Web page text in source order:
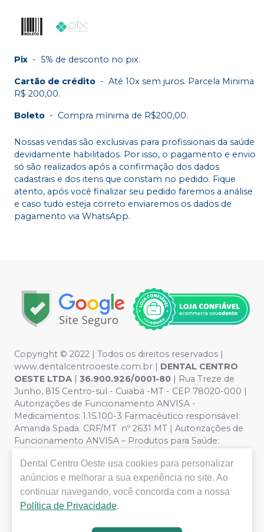
Pix - 5% de desconto no pix.
Cartão de crédito - Até 10x sem juros. Parcela Minima
R$ 200,00.
Boleto - Compra mínima de R$200,00.
Nossas vendas são exclusivas para profissionais da saúde
devidamente habilitados. Por isso, o pagamento e envio
só são realizados após a confirmação dos dados
cadastrais e dos itens que constam no pedido. Fique
atento, após você finalizar seu pedido faremos a análise
e caso tudo esteja correto enviaremos os dados de
pagamento via WhatsApp.
Copyright © 2022 | Todos os direitos reservados |
www.dentalcentrooeste.com.br | DENTAL CENTRO
OESTE LTDA | 36.900.926/0001-80 | Rua Treze de
Junho, 815 Centro-sul - Cuiabá -MT - CEP 78020-000 |
Autorizações de Funcionamento ANVISA -
Medicamentos: 1.15.100-3 Farmacêutico responsável:
Amanda Spada. CRF/MT nº 2631 MT | Autorizações de
Funcionamento ANVISA – Produtos para Saúde:
Segurança - Fotos meramente ilustrativas - Os preços e
condições da loja virtual estão sujeitos a alterações. Em
caso de divergência de preços no site, o valor válido é o
do Carrinho de Compra. Não vendemos por atacado,
compras de grandes volumes pelo site.
Dental Centro Oeste usa cookies para personalizar
anúncios e melhorar a sua experiência no site. Ao
continuar navegando, você concorda com a nossa
Política de Privacidade.